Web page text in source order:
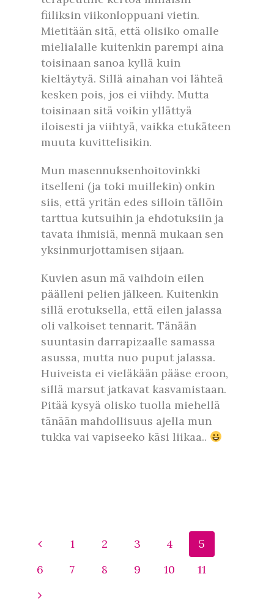
fiiliksin viikonloppuani vietin.
Mietitään sitä, että olisiko omalle
mielialalle kuitenkin parempi aina
toisinaan sanoa kyllä kuin
kieltäytyä. Sillä ainahan voi lähteä
kesken pois, jos ei viihdy. Mutta
toisinaan sitä voikin yllättyä
iloisesti ja viihtyä, vaikka etukäteen
muuta kuvittelisikin.
Mun masennuksenhoitovinkki
itselleni (ja toki muillekin) onkin
siis, että yritän edes silloin tällöin
tarttua kutsuihin ja ehdotuksiin ja
tavata ihmisiä, mennä mukaan sen
yksinmurjottamisen sijaan.
Kuvien asun mä vaihdoin eilen
päälleni pelien jälkeen. Kuitenkin
sillä erotuksella, että eilen jalassa
oli valkoiset tennarit. Tänään
suuntasin darrapizaalle samassa
asussa, mutta nuo puput jalassa.
Huiveista ei vieläkään pääse eroon,
sillä marsut jatkavat kasvamistaan.
Pitää kysyä olisko tuolla miehellä
tänään mahdollisuus ajella mun
tukka vai vapiseeko käsi liikaa..
1 2 3 4
5
6
7 8 9 10 11